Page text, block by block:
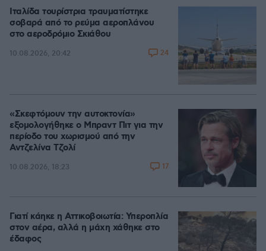
Ιταλίδα τουρίστρια τραυματίστηκε
σοβαρά από το ρεύμα αεροπλάνου
στο αεροδρόμιο Σκιάθου
10.08.2026, 20:42 24
«Σκεφτόμουν την αυτοκτονία»
εξομολογήθηκε ο Μπραντ Πιτ για την
περίοδο του χωρισμού από την
Αντζελίνα Τζολί
10.08.2026, 18:23 17
Γιατί κάηκε η Αττικοβοιωτία: Υπεροπλία
στον αέρα, αλλά η μάχη χάθηκε στο
έδαφος